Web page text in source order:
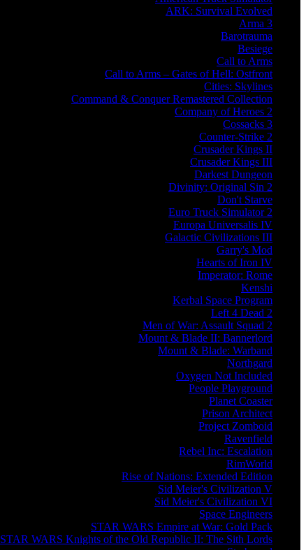
ARK: Survival Evolved
Arma 3
Barotrauma
Besiege
Call to Arms
Call to Arms – Gates of Hell: Ostfront
Cities: Skylines
Command & Conquer Remastered Collection
Company of Heroes 2
Cossacks 3
Counter-Strike 2
Crusader Kings II
Crusader Kings III
Darkest Dungeon
Divinity: Original Sin 2
Don't Starve
Euro Truck Simulator 2
Europa Universalis IV
Galactic Civilizations III
Garry's Mod
Hearts of Iron IV
Imperator: Rome
Kenshi
Kerbal Space Program
Left 4 Dead 2
Men of War: Assault Squad 2
Mount & Blade II: Bannerlord
Mount & Blade: Warband
Northgard
Oxygen Not Included
People Playground
Planet Coaster
Prison Architect
Project Zomboid
Ravenfield
Rebel Inc: Escalation
RimWorld
Rise of Nations: Extended Edition
Sid Meier's Civilization V
Sid Meier's Civilization VI
Space Engineers
STAR WARS Empire at War: Gold Pack
STAR WARS Knights of the Old Republic II: The Sith Lords